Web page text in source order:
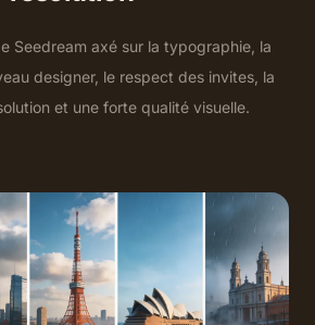
Seedream axé sur la typographie, la
designer, le respect des invites, la
et une forte qualité visuelle.